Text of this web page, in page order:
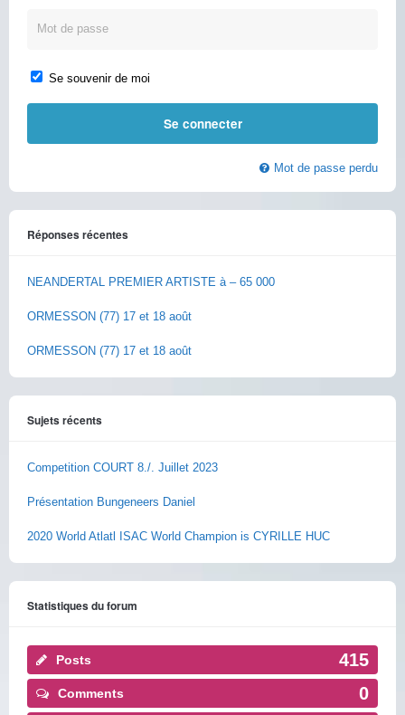
Se souvenir de moi
Mot de passe perdu
Réponses récentes
NEANDERTAL PREMIER ARTISTE à – 65 000
ORMESSON (77) 17 et 18 août
ORMESSON (77) 17 et 18 août
Sujets récents
Competition COURT 8./. Juillet 2023
Présentation Bungeneers Daniel
2020 World Atlatl ISAC World Champion is CYRILLE HUC
Statistiques du forum
Posts 415
Comments 0